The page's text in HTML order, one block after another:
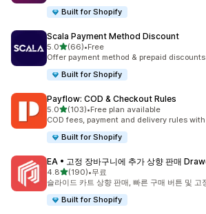
Built for Shopify
Scala Payment Method Discount
5.0별 5개 중
(66)
총 리뷰 66개
•Free
Offer payment method & prepaid
Built for Shopify
Payflow: COD & Checkout Rules
5.0별 5개 중
(103)
총 리뷰 103개
•Free plan available
COD fees, payment and delivery rules
Built for Shopify
EA • 고정 장바구니에 추가 상향 판매
4.8별 5개 중
(190)
총 리뷰 190개
•무료
슬라이드 카트 상향 판매, 빠른 구매 버튼 및 고
Built for Shopify